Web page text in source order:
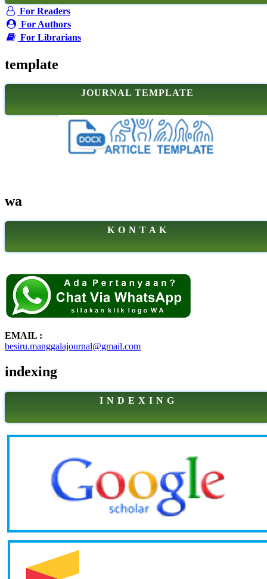
For Readers
For Authors
For Librarians
template
JOURNAL TEMPLATE
wa
K O N T A K
EMAIL :
besiru.manggalajournal@gmail.com
indexing
I N D E X I N G